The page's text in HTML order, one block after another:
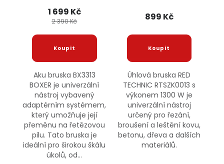
1 699 Kč
2 390 Kč
Aku bruska BX3313
BOXER je univerzální
nástroj vybavený
adaptérním systémem,
který umožňuje její
přeměnu na řetězovou
pilu. Tato bruska je
ideální pro širokou škálu
úkolů, od...
RTSZK0013 RED
TECHNIC
899 Kč
Úhlová bruska RED
TECHNIC RTSZK0013 s
výkonem 1300 W je
univerzální nástroj
určený pro řezání,
broušení a leštění kovu,
betonu, dřeva a dalších
materiálů.